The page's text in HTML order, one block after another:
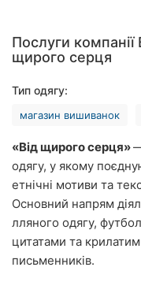
Харків
Дніпро
Львів
Кривий
Ріг
Миколаїв
Херсон
Послуги компанії
щирого серця
Тип одягу:
магазин вишиванок
«Від щирого серця»
одягу, у якому
етнічні мотиви та
Основний напрям
лляного одягу,
цитатами та
письменників.